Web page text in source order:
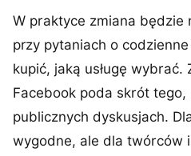
W praktyce zmiana będzie
przy pytaniach o
kupić, jaką usługę
Facebook poda skrót tego,
publicznych dyskusjach.
wygodne, ale dla twórców